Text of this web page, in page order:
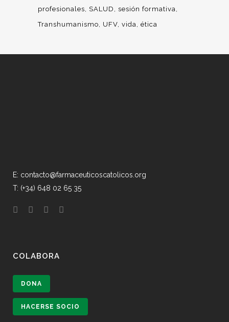
profesionales
SALUD
sesión formativa
Transhumanismo
UFV vida ética
E: contacto@farmaceuticoscatolicos.org
T: (+34) 648 02 65 35
COLABORA
DONA
HACERSE SOCIO